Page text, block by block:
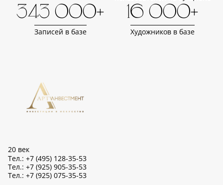
343 000+
Записей в базе
16 000+
Художников в базе
20 век
Тел.: +7 (495) 128-35-53
Тел.: +7 (925) 905-35-53
Тел.: +7 (925) 075-35-53